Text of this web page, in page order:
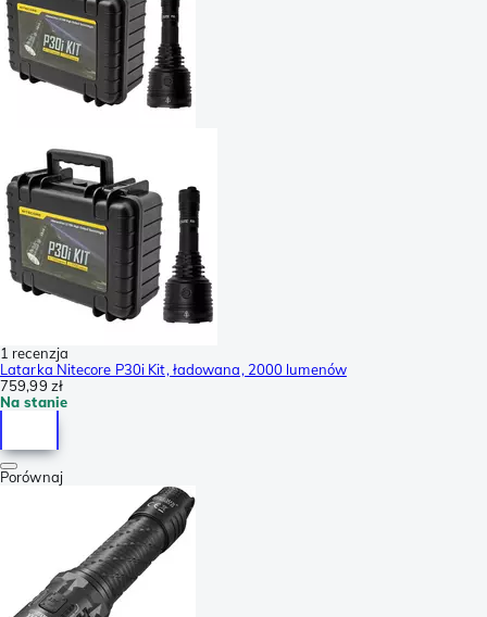
1 recenzja
Latarka Nitecore P30i Kit, ładowana, 2000 lumenów
759,99 zł
Na stanie
Porównaj